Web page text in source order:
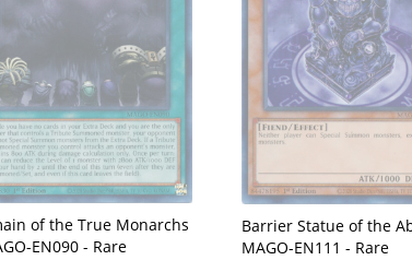
of the True Monarchs
EN090 - Rare
Barrier Statue of the
MAGO-EN111 - Rare